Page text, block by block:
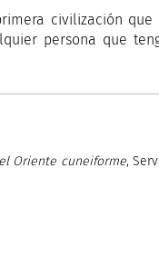
civilización
persona que
Oriente cuneiforme,